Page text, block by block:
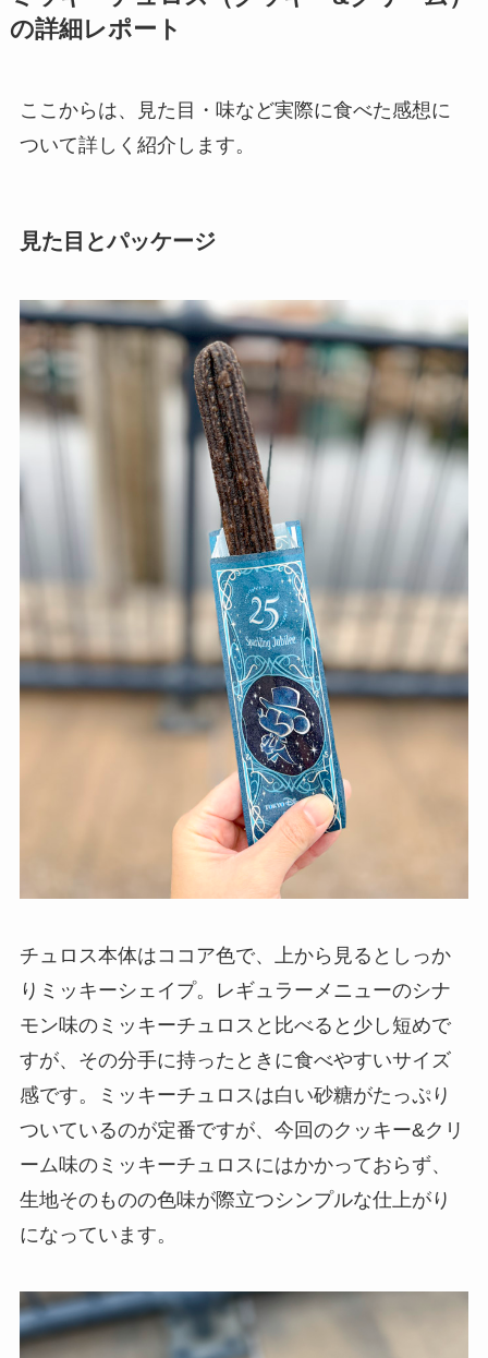
の詳細レポート
ここからは、見た目・味など実際に食べた感想に
ついて詳しく紹介します。
見た目とパッケージ
チュロス本体はココア色で、上から見るとしっか
りミッキーシェイプ。レギュラーメニューのシナ
モン味のミッキーチュロスと比べると少し短めで
すが、その分手に持ったときに食べやすいサイズ
感です。ミッキーチュロスは白い砂糖がたっぷり
ついているのが定番ですが、今回のクッキー&クリ
ーム味のミッキーチュロスにはかかっておらず、
生地そのものの色味が際立つシンプルな仕上がり
になっています。